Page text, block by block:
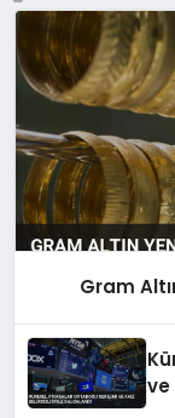
Gram
ve